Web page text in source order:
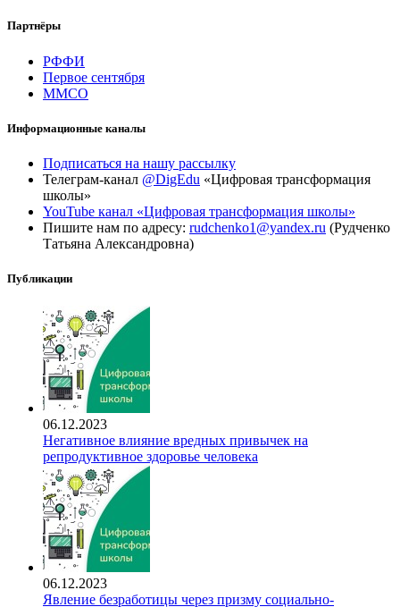
Партнёры
РФФИ
Первое сентября
ММСО
Информационные каналы
Подписаться на нашу рассылку
Телеграм-канал @DigEdu «Цифровая трансформация
школы»
YouTube канал «Цифровая трансформация школы»
Пишите нам по адресу: rudchenko1@yandex.ru (Рудченко
Татьяна Александровна)
Публикации
06.12.2023
Негативное влияние вредных привычек на
репродуктивное здоровье человека
06.12.2023
Явление безработицы через призму социально-